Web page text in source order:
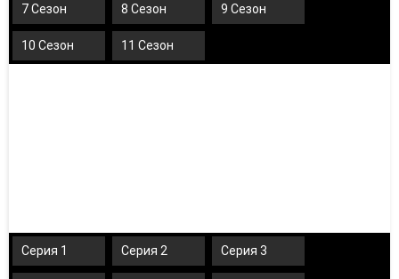
7 Сезон 8 Сезон 9 Сезон
10 Сезон 11 Сезон
Серия 1 Серия 2 Серия 3